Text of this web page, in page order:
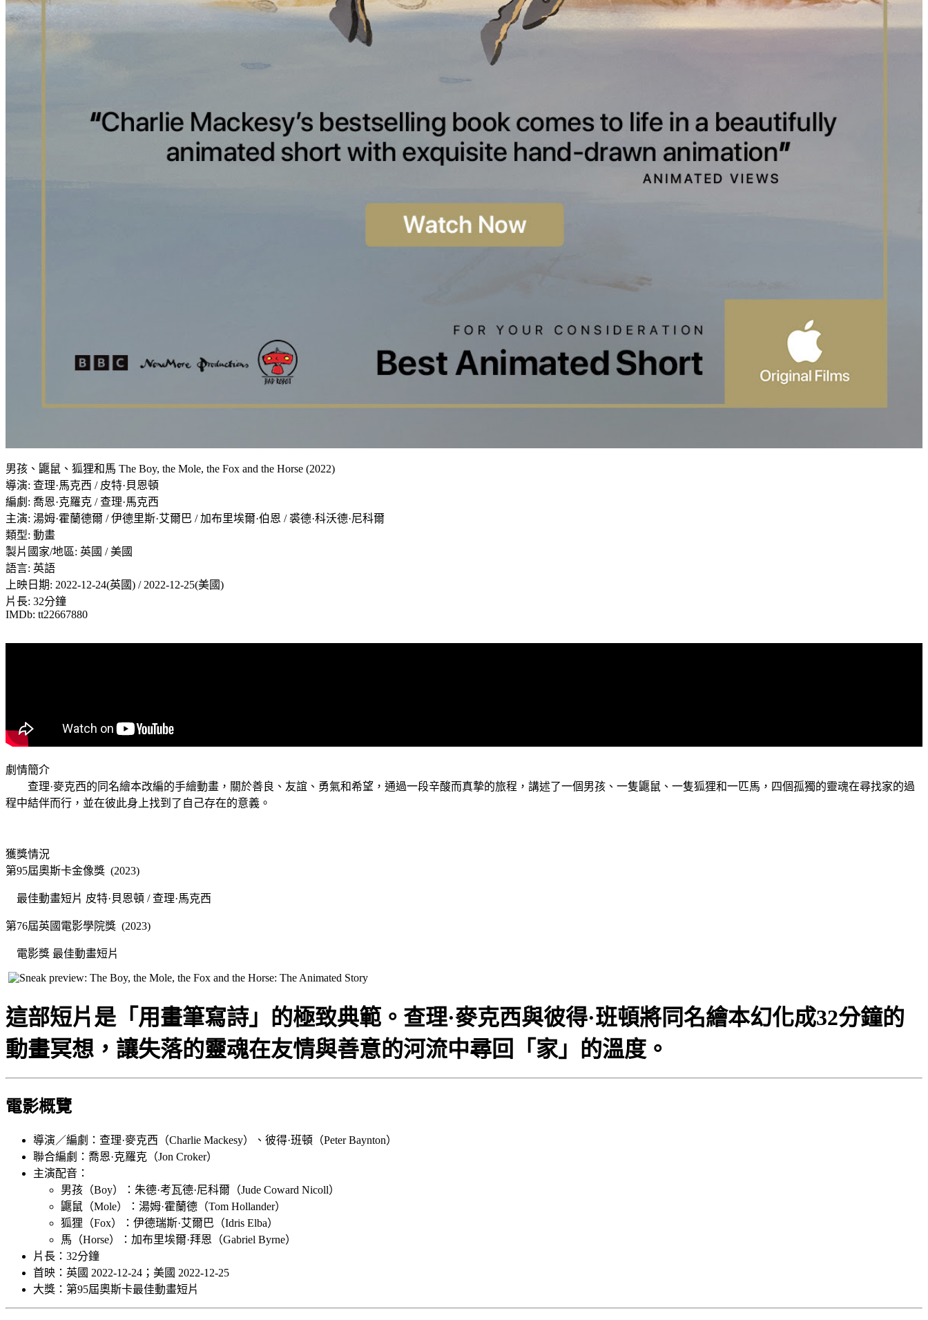
男孩、鼴鼠、狐狸和馬 The Boy, the Mole, the Fox and the Horse (2022)
導演: 查理·馬克西 / 皮特·貝恩頓
編劇: 喬恩·克羅克 / 查理·馬克西
主演: 湯姆·霍蘭德爾 / 伊德里斯·艾爾巴 / 加布里埃爾·伯恩 / 裘德·科沃德·尼科爾
類型: 動畫
製片國家/地區: 英國 / 美國
語言: 英語
上映日期: 2022-12-24(英國) / 2022-12-25(美國)
片長: 32分鐘
IMDb: tt22667880
劇情簡介
查理·麥克西的同名繪本改編的手繪動畫，關於善良、友誼、勇氣和希望，通過一段辛酸而真摯的旅程，講述了一個男孩、一隻鼴鼠、一隻狐狸和一匹馬，四個孤獨的靈魂在尋找家的過
程中結伴而行，並在彼此身上找到了自己存在的意義。
獲獎情況
第95屆奧斯卡金像獎 (2023)
最佳動畫短片 皮特·貝恩頓 / 查理·馬克西
第76屆英國電影學院獎 (2023)
電影獎 最佳動畫短片
這部短片是「用畫筆寫詩」的極致典範。查理·麥克西與彼得·班頓將同名繪本幻化成32分鐘的
動畫冥想，讓失落的靈魂在友情與善意的河流中尋回「家」的溫度。
電影概覽
導演／編劇：查理·麥克西（Charlie Mackesy）、彼得·班頓（Peter Baynton）
聯合編劇：喬恩·克羅克（Jon Croker）
主演配音：
男孩（Boy）：朱德·考瓦德·尼科爾（Jude Coward Nicoll）
鼴鼠（Mole）：湯姆·霍蘭德（Tom Hollander）
狐狸（Fox）：伊德瑞斯·艾爾巴（Idris Elba）
馬（Horse）：加布里埃爾·拜恩（Gabriel Byrne）
片長：32分鐘
首映：英國 2022-12-24；美國 2022-12-25
大獎：第95屆奧斯卡最佳動畫短片